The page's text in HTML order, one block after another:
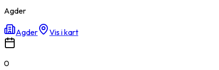
Agder
Agder Vis i kart
0